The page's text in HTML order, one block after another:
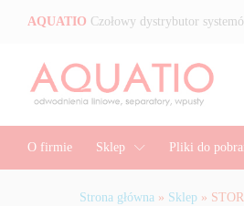
AQUATIO Czołowy dystrybutor
O firmie Sklep Pliki do
Strona główna » Sklep »
STORA-